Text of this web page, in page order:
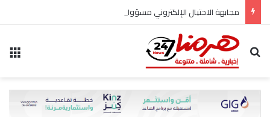
مجابهة الاحتيال الإلكتروني مسؤولية مشتركة
بحث عن